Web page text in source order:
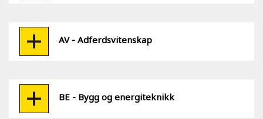
AV - Adferdsvitenskap
BE - Bygg og energiteknikk